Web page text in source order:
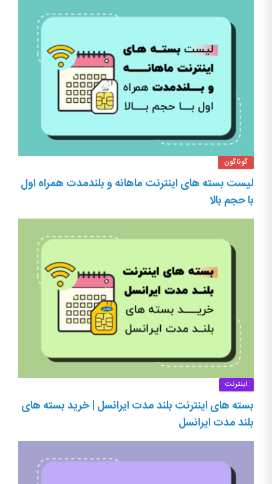
گوناگون
لیست بسته های اینترنت ماهانه و بلندمدت همراه اول
با حجم بالا
اینترنت
بسته های اینترنت بلند مدت ایرانسل | خرید بسته های
بلند مدت ایرانسل